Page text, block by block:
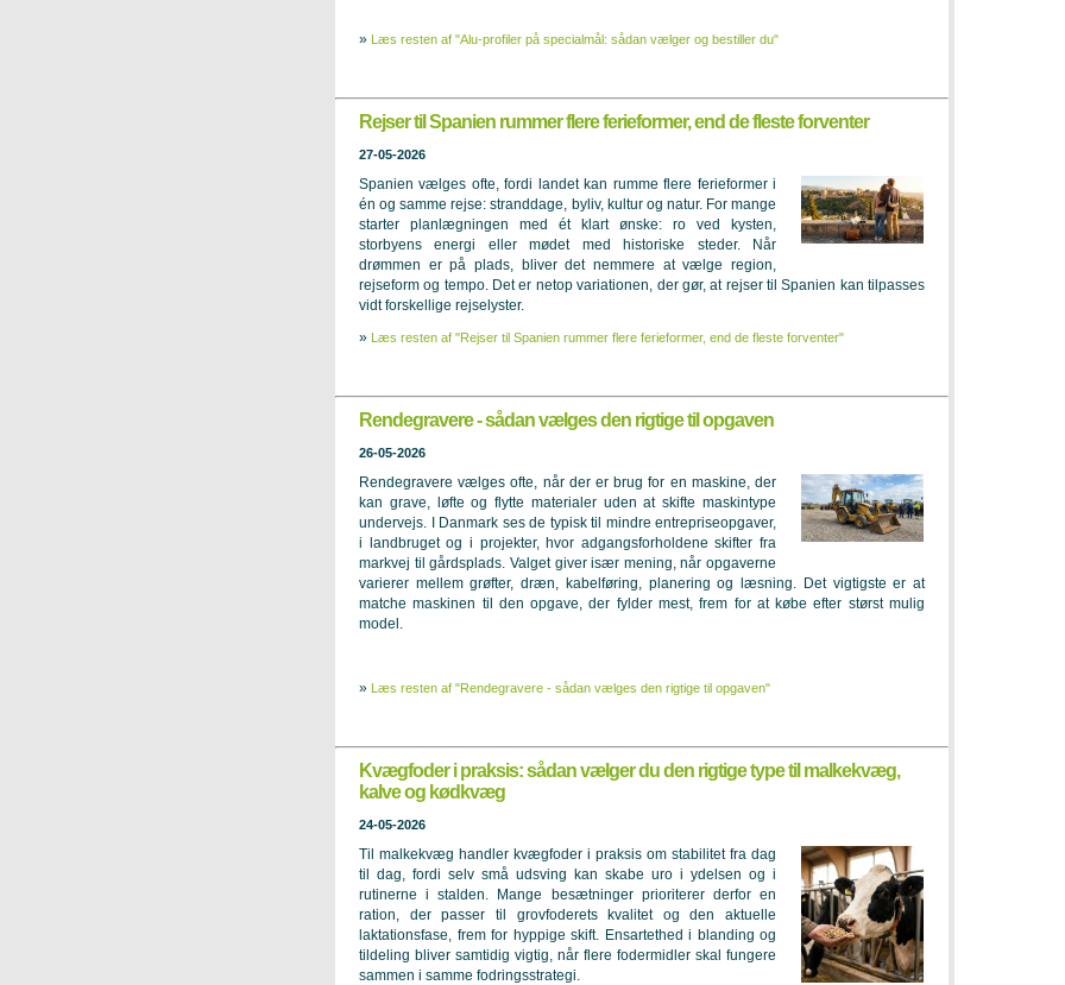
» Læs resten af "Alu-profiler på specialmål: sådan vælger og bestiller du"
Rejser til Spanien rummer flere ferieformer, end de fleste forventer
27-05-2026
Spanien vælges ofte, fordi landet kan rumme flere ferieformer i
én og samme rejse: stranddage, byliv, kultur og natur. For mange
starter planlægningen med ét klart ønske: ro ved kysten,
storbyens energi eller mødet med historiske steder. Når
drømmen er på plads, bliver det nemmere at vælge region,
rejseform og tempo. Det er netop variationen, der gør, at rejser til Spanien kan tilpasses
vidt forskellige rejselyster.
» Læs resten af "Rejser til Spanien rummer flere ferieformer, end de fleste forventer"
Rendegravere - sådan vælges den rigtige til opgaven
26-05-2026
Rendegravere vælges ofte, når der er brug for en maskine, der
kan grave, løfte og flytte materialer uden at skifte maskintype
undervejs. I Danmark ses de typisk til mindre entrepriseopgaver,
i landbruget og i projekter, hvor adgangsforholdene skifter fra
markvej til gårdsplads. Valget giver især mening, når opgaverne
varierer mellem grøfter, dræn, kabelføring, planering og læsning. Det vigtigste er at
matche maskinen til den opgave, der fylder mest, frem for at købe efter størst mulig
model.
» Læs resten af "Rendegravere - sådan vælges den rigtige til opgaven"
Kvægfoder i praksis: sådan vælger du den rigtige type til malkekvæg,
kalve og kødkvæg
24-05-2026
Til malkekvæg handler kvægfoder i praksis om stabilitet fra dag
til dag, fordi selv små udsving kan skabe uro i ydelsen og i
rutinerne i stalden. Mange besætninger prioriterer derfor en
ration, der passer til grovfoderets kvalitet og den aktuelle
laktationsfase, frem for hyppige skift. Ensartethed i blanding og
tildeling bliver samtidig vigtig, når flere fodermidler skal fungere
sammen i samme fodringsstrategi.